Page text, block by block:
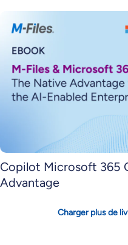
Copilot Microsoft 365
Advantage
Charger plus de